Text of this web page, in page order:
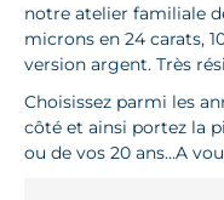
notre atelier familiale
microns en 24 carats,
version argent. Très
Choisissez parmi les
côté et ainsi portez la
ou de vos 20 ans…A